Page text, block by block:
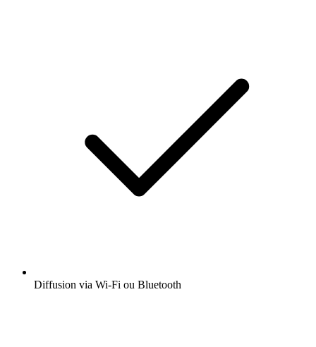
Diffusion via Wi-Fi ou Bluetooth